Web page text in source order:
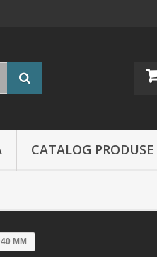
CATALOG PRODUSE
MM